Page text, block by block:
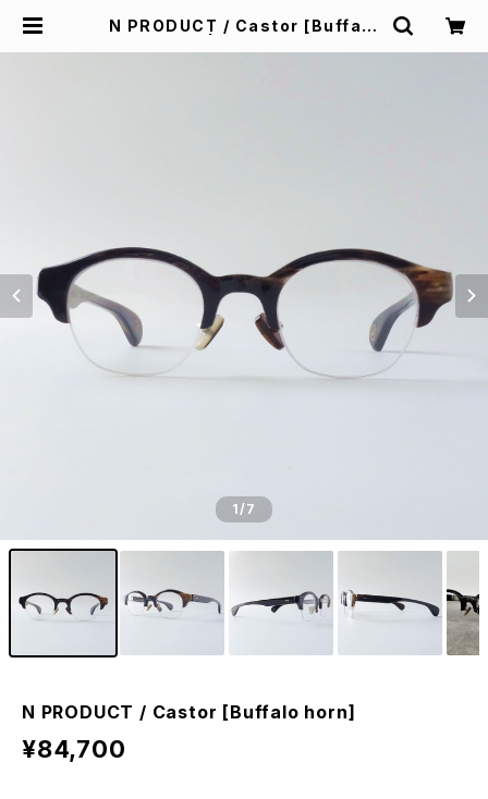
N PRODUCT / Castor [Buffalo
1/7
N PRODUCT / Castor [Buffalo horn]
¥84,700